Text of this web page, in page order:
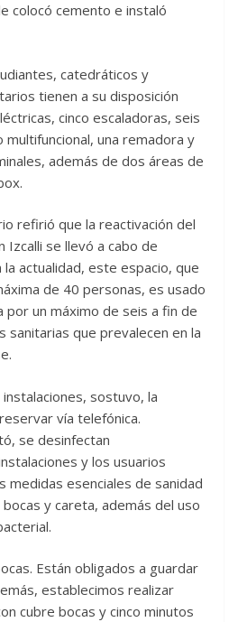
colocó cemento e instaló
catedráticos y
tienen a su disposición
cinco escaladoras, seis
multifuncional, una remadora y
además de dos áreas de
refirió que la reactivación del
Izcalli se llevó a cabo de
actualidad, este espacio, que
de 40 personas, es usado
por un máximo de seis a fin de
sanitarias que prevalecen en la
sostuvo, la
vía telefónica.
se desinfectan
y los usuarios
medidas esenciales de sanidad
y careta, además del uso
Están obligados a guardar
establecimos realizar
cubre bocas y cinco minutos